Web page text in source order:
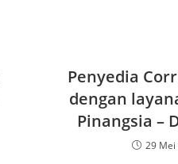
Penyedia
dengan
Pinangsia –
29 Mei